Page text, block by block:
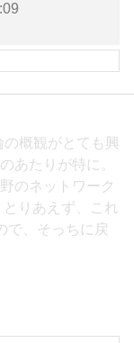
概観がとても興
あたりが特に。
のネットワーク
りあえず、これ
で、そっちに戻